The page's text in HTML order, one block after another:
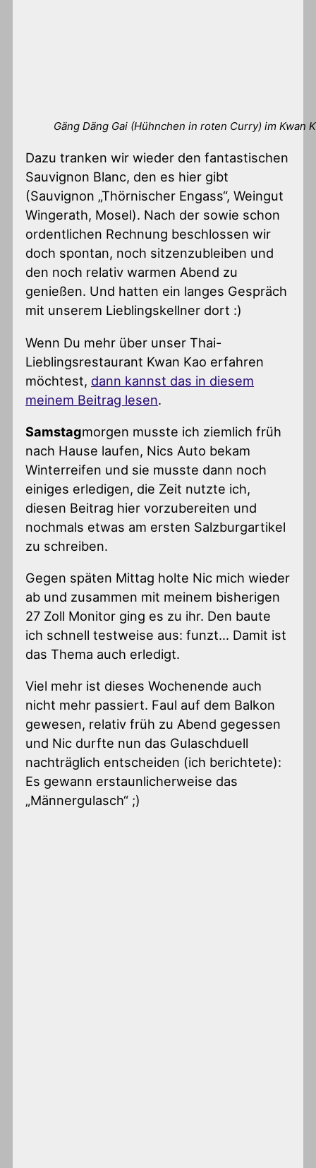
Gäng Däng Gai (Hühnchen in roten Curry) im Kwan
Dazu tranken wir wieder den fantastischen
Sauvignon Blanc, den es hier gibt
(Sauvignon „Thörnischer Engass“, Weingut
Wingerath, Mosel). Nach der sowie schon
ordentlichen Rechnung beschlossen wir
doch spontan, noch sitzenzubleiben und
den noch relativ warmen Abend zu
genießen. Und hatten ein langes Gespräch
mit unserem Lieblingskellner dort :)
Wenn Du mehr über unser Thai-
Lieblingsrestaurant Kwan Kao erfahren
möchtest, dann kannst das in diesem
meinem Beitrag lesen.
Samstagmorgen musste ich ziemlich früh
nach Hause laufen, Nics Auto bekam
Winterreifen und sie musste dann noch
einiges erledigen, die Zeit nutzte ich,
diesen Beitrag hier vorzubereiten und
nochmals etwas am ersten Salzburgartikel
zu schreiben.
Gegen späten Mittag holte Nic mich wieder
ab und zusammen mit meinem bisherigen
27 Zoll Monitor ging es zu ihr. Den baute
ich schnell testweise aus: funzt… Damit ist
das Thema auch erledigt.
Viel mehr ist dieses Wochenende auch
nicht mehr passiert. Faul auf dem Balkon
gewesen, relativ früh zu Abend gegessen
und Nic durfte nun das Gulaschduell
nachträglich entscheiden (ich berichtete):
Es gewann erstaunlicherweise das
„Männergulasch“ ;)